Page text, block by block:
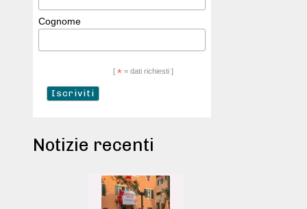
Cognome
[ *= dati richiesti ]
Notizie recenti